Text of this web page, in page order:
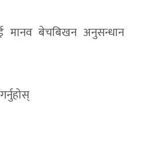
मानव बेचबिखन अनुसन्धान